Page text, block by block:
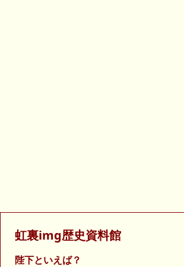
虹裏img歴史資料館
陛下といえば？